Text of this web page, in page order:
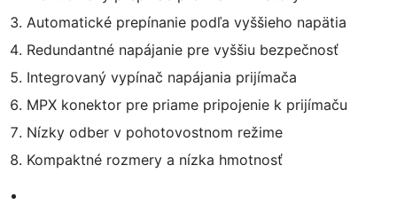
Automatické prepínanie podľa vyššieho napätia
Redundantné napájanie pre vyššiu bezpečnosť
Integrovaný vypínač napájania prijímača
MPX konektor pre priame pripojenie k prijímaču
Nízky odber v pohotovostnom režime
Kompaktné rozmery a nízka hmotnosť